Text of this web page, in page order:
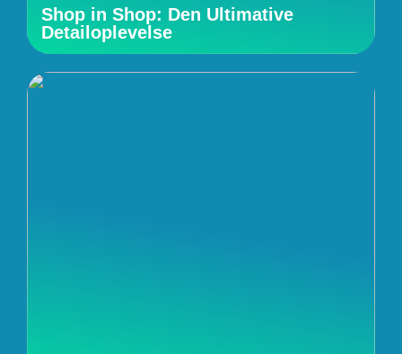
Shop in Shop: Den Ultimative
Detailoplevelse